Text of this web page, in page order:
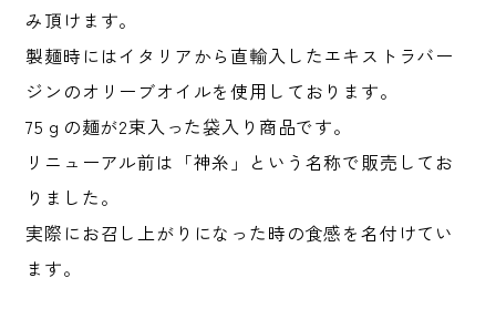
み頂けます。
製麺時にはイタリアから直輸入したエキストラバー
ジンのオリーブオイルを使用しております。
75ｇの麺が2束入った袋入り商品です。
リニューアル前は「神糸」という名称で販売してお
りました。
実際にお召し上がりになった時の食感を名付けてい
ます。